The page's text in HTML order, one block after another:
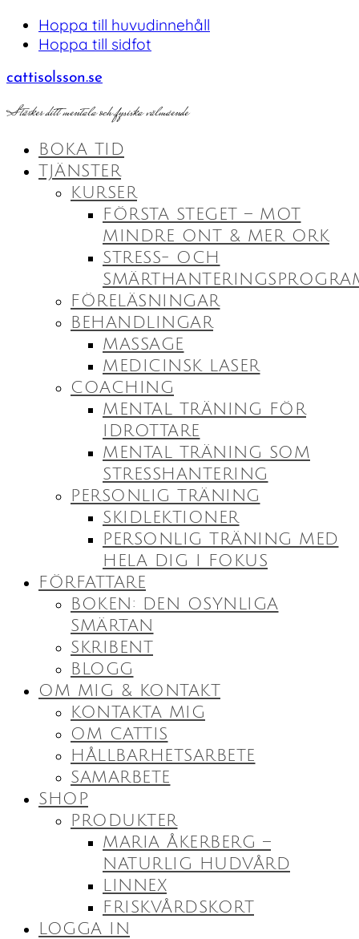
Hoppa till huvudinnehåll
Hoppa till sidfot
cattisolsson.se
Stärker ditt mentala och fysiska välmående
BOKA TID
TJÄNSTER
KURSER
FÖRSTA STEGET – MOT
MINDRE ONT & MER ORK
STRESS- OCH
FÖRELÄSNINGAR
BEHANDLINGAR
MASSAGE
MEDICINSK LASER
COACHING
MENTAL TRÄNING FÖR
IDROTTARE
MENTAL TRÄNING SOM
STRESSHANTERING
PERSONLIG TRÄNING
SKIDLEKTIONER
PERSONLIG TRÄNING MED
HELA DIG I FOKUS
FÖRFATTARE
BOKEN: DEN OSYNLIGA
SMÄRTAN
SKRIBENT
BLOGG
OM MIG & KONTAKT
KONTAKTA MIG
OM CATTIS
HÅLLBARHETSARBETE
SAMARBETE
SHOP
PRODUKTER
MARIA ÅKERBERG –
NATURLIG HUDVÅRD
LINNEX
FRISKVÅRDSKORT
LOGGA IN